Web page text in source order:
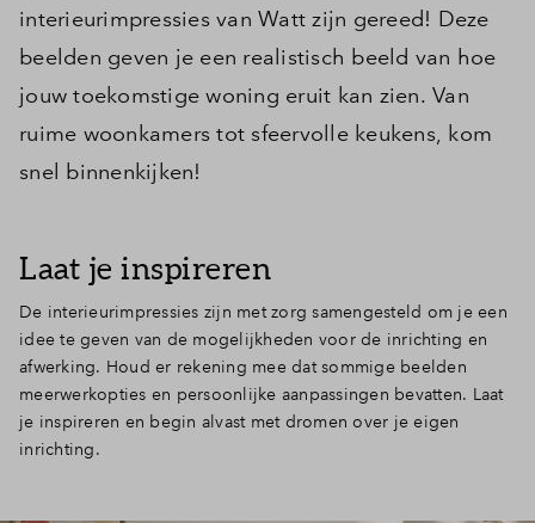
interieurimpressies van Watt zijn gereed! Deze
beelden geven je een realistisch beeld van hoe
jouw toekomstige woning eruit kan zien. Van
ruime woonkamers tot sfeervolle keukens, kom
snel binnenkijken!
Laat je inspireren
De interieurimpressies zijn met zorg samengesteld om je een
idee te geven van de mogelijkheden voor de inrichting en
afwerking. Houd er rekening mee dat sommige beelden
meerwerkopties en persoonlijke aanpassingen bevatten. Laat
je inspireren en begin alvast met dromen over je eigen
inrichting.